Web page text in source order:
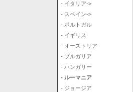
- イタリア->
- スペイン->
- ポルトガル
- イギリス
- オーストリア
- ブルガリア
- ハンガリー
- ルーマニア
- ジョージア